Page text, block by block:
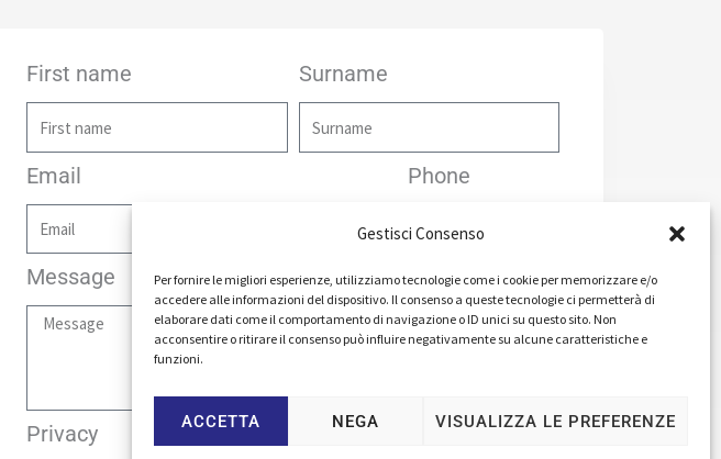
Gestisci Consenso
Per fornire le migliori esperienze, utilizziamo tecnologie come i cookie per memorizzare e/o
accedere alle informazioni del dispositivo. Il consenso a queste tecnologie ci permetterà di
elaborare dati come il comportamento di navigazione o ID unici su questo sito. Non
acconsentire o ritirare il consenso può influire negativamente su alcune caratteristiche e
funzioni.
ACCETTA NEGA VISUALIZZA LE PREFERENZE
First name Surname
Email Phone
Message
Privacy